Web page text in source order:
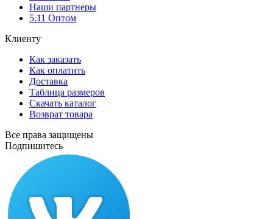
Наши партнеры
5.11 Оптом
Клиенту
Как заказать
Как оплатить
Доставка
Таблица размеров
Скачать каталог
Возврат товара
Все права защищены
Подпишитесь